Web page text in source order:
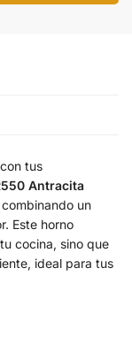
tus
Antracita
un
Este horno
cocina, sino que
ideal para tus